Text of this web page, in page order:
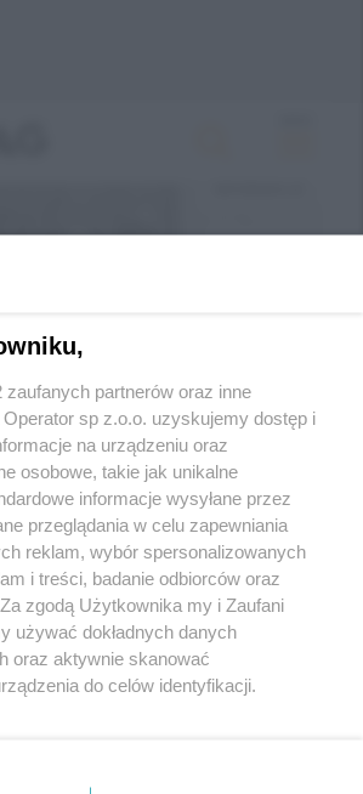
strony głównej
ślązag.pl
0%
zaufanych partnerów oraz inne
sp z.o.o. uzyskujemy dostęp i
na urządzeniu oraz
osobowe, takie jak unikalne
informacje wysyłane przez
przeglądania w celu zapewniania
reklam, wybór spersonalizowanych
i treści, badanie odbiorców oraz
zgodą Użytkownika my i Zaufani
używać dokładnych danych
oraz aktywnie skanować
do celów identyfikacji.